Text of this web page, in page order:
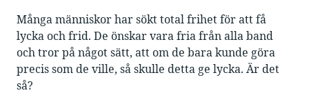
Många människor har sökt total frihet för att få
lycka och frid. De önskar vara fria från alla band
och tror på något sätt, att om de bara kunde göra
precis som de ville, så skulle detta ge lycka. Är det
så?